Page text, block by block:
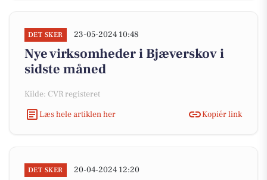
DET SKER 23-05-2024 10:48
Nye virksomheder i Bjæverskov i
sidste måned
Kilde: CVR registeret
Læs hele artiklen her
Kopiér link
DET SKER 20-04-2024 12:20